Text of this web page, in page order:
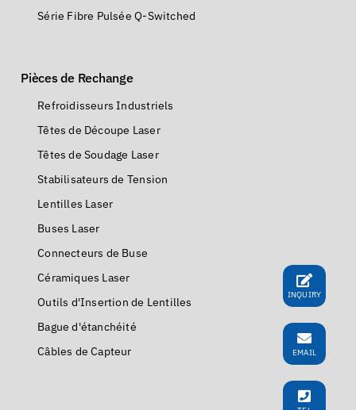
Série Fibre Pulsée Q-Switched
Pièces de Rechange
Refroidisseurs Industriels
Têtes de Découpe Laser
Têtes de Soudage Laser
Stabilisateurs de Tension
Lentilles Laser
Buses Laser
Connecteurs de Buse
Céramiques Laser
Outils d'Insertion de Lentilles
Bague d'étanchéité
Câbles de Capteur
INQUIRY
EMAIL